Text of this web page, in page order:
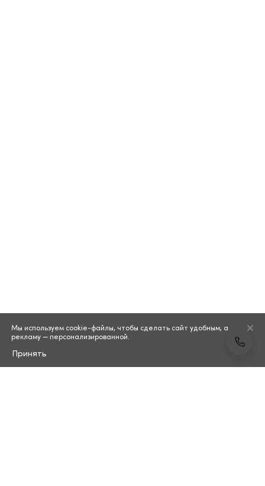
Мы используем cookie-файлы, чтобы сделать сайт удобным, а
рекламу — персонализированной.
Принять